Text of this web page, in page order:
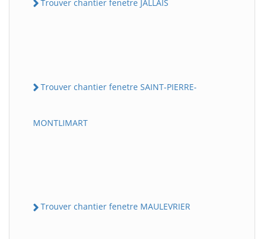
Trouver chantier fenetre JALLAIS
Trouver chantier fenetre SAINT-PIERRE-
MONTLIMART
Trouver chantier fenetre MAULEVRIER